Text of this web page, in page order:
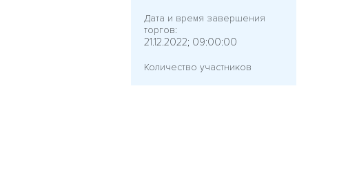
Дата и время завершения
торгов:
21.12.2022; 09:00:00
Количество участников